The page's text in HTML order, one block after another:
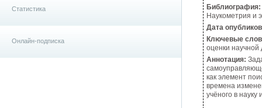
Статистика
Онлайн-подписка
Библиография:
Наукометрия и
Дата
Ключевые
оценки научной
Аннотация:
как элемент
времена
учёного в